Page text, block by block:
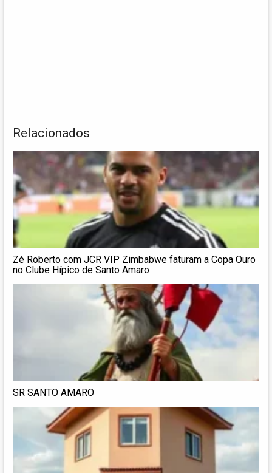
Relacionados
Zé Roberto com JCR VIP Zimbabwe faturam a Copa Ouro
no Clube Hípico de Santo Amaro
SR SANTO AMARO